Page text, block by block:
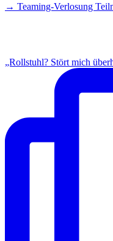
→ Teaming-Verlosung
„Rollstuhl? Stört mich